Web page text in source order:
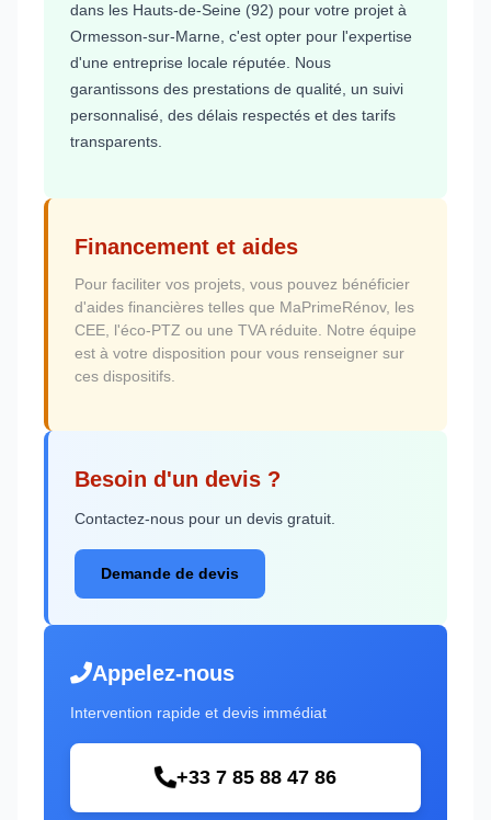
dans les Hauts-de-Seine (92) pour votre projet à
Ormesson-sur-Marne, c'est opter pour l'expertise
d'une entreprise locale réputée. Nous
garantissons des prestations de qualité, un suivi
personnalisé, des délais respectés et des tarifs
transparents.
Financement et aides
Pour faciliter vos projets, vous pouvez bénéficier
d'aides financières telles que MaPrimeRénov, les
CEE, l'éco-PTZ ou une TVA réduite. Notre équipe
est à votre disposition pour vous renseigner sur
ces dispositifs.
Besoin d'un devis ?
Contactez-nous pour un devis gratuit.
Demande de devis
Appelez-nous
Intervention rapide et devis immédiat
+33 7 85 88 47 86